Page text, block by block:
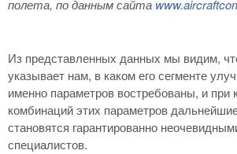
полета, по данным сайта www.
Из представленных данных мы видим,
указывает нам, в каком его сегменте
именно параметров востребованы, и при
комбинаций этих параметров
становятся гарантированно
специалистов.